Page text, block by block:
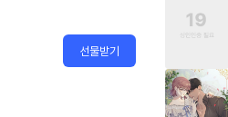
선물받기